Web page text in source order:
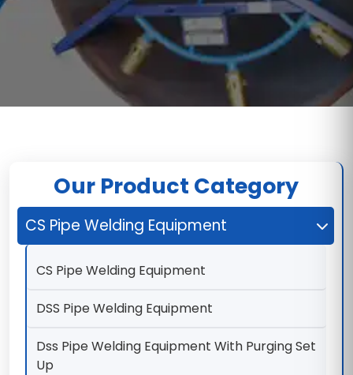
Our Product Category
CS Pipe Welding Equipment
CS Pipe Welding Equipment
DSS Pipe Welding Equipment
Dss Pipe Welding Equipment With Purging Set
Up